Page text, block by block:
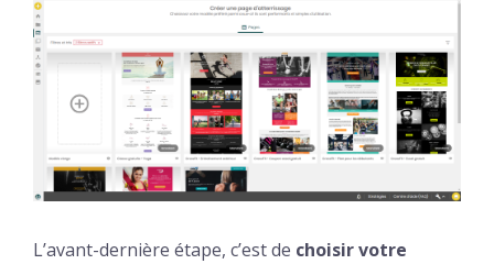
L’avant-dernière étape, c’est de choisir votre